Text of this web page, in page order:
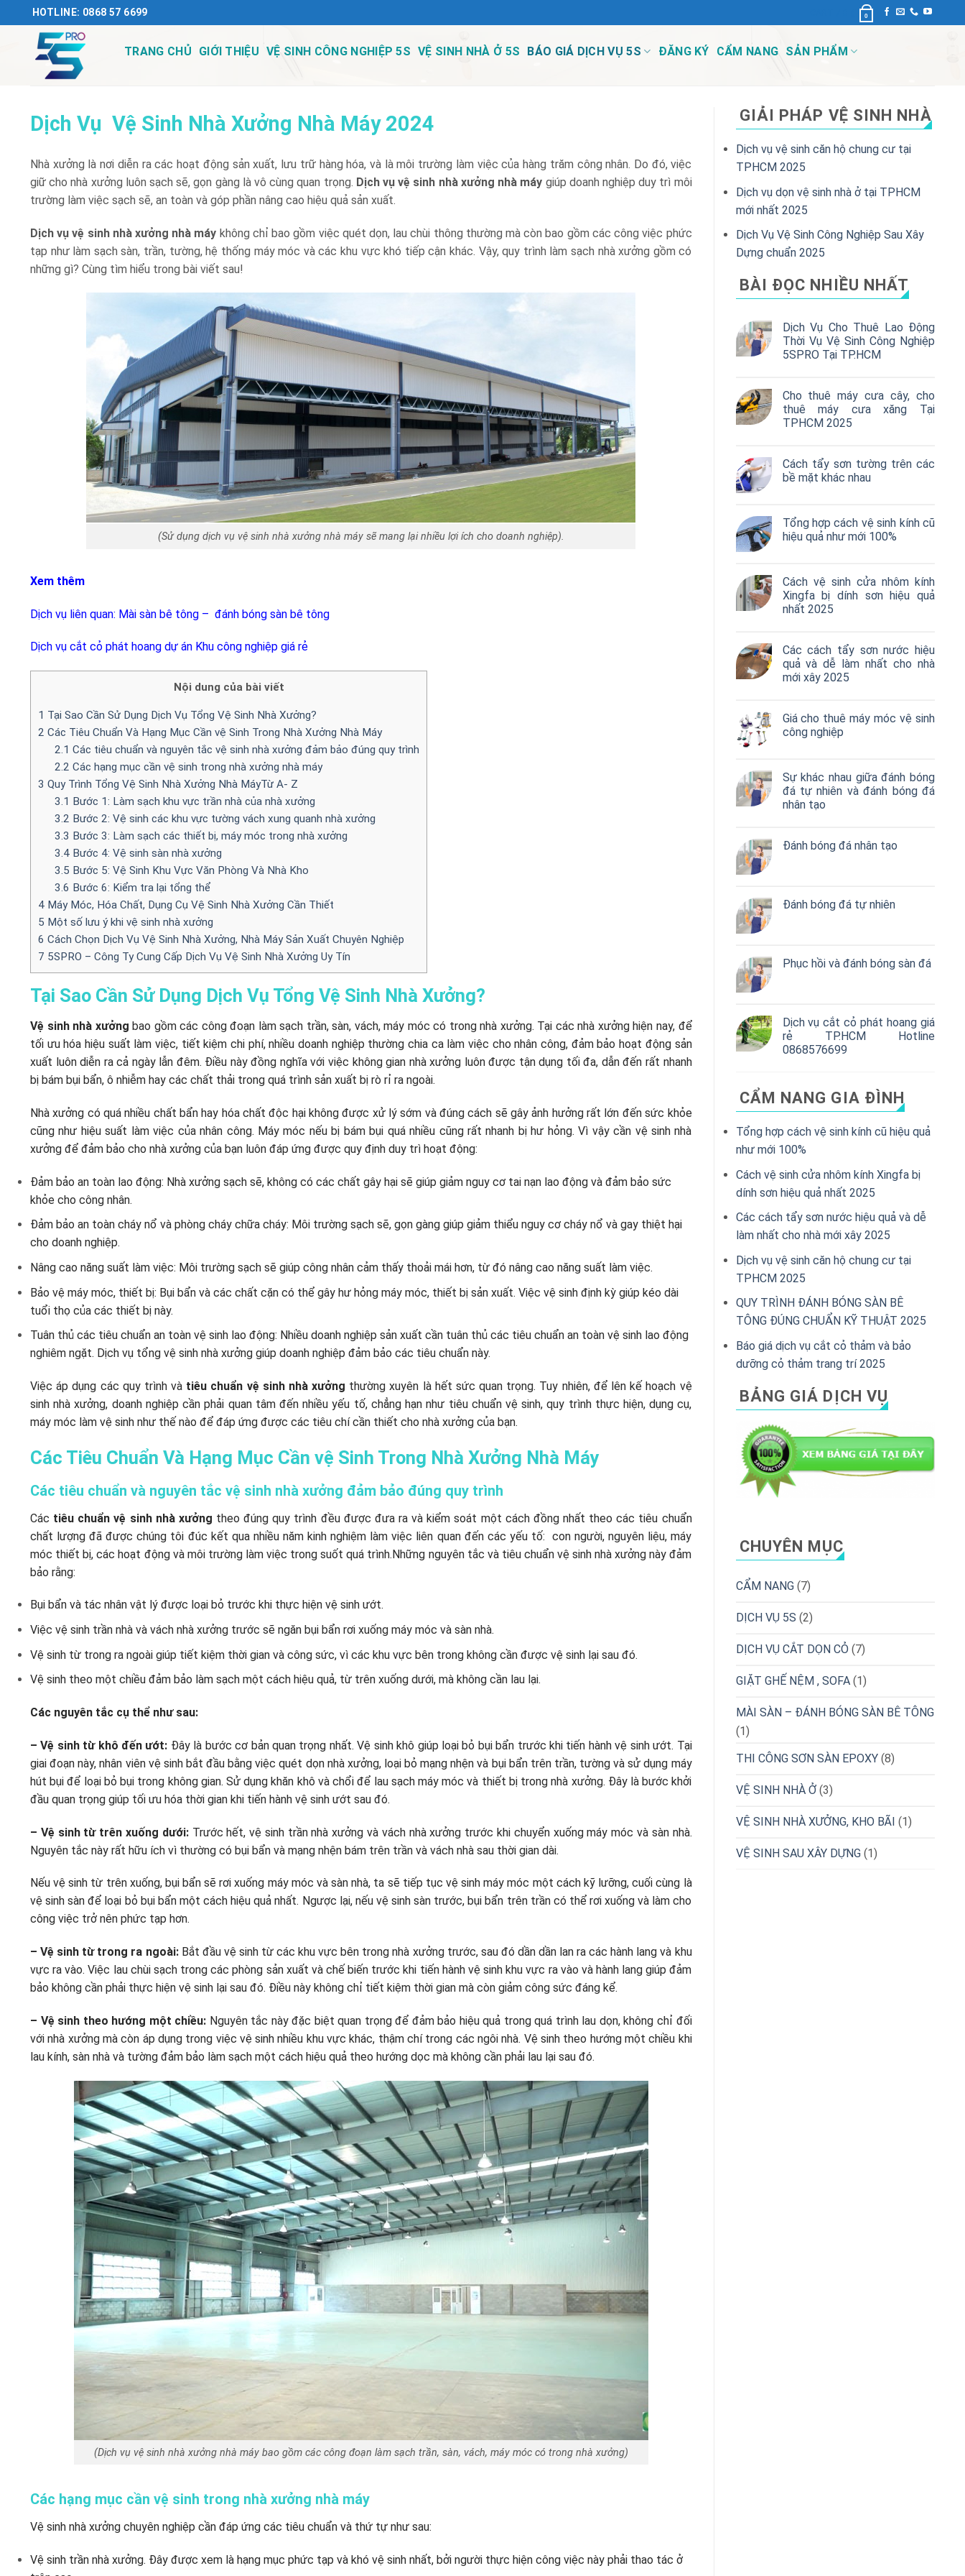
Chuyển
đến
HOTLINE: 0868 57 6699 0
TRANG CHỦ GIỚI THIỆU VỆ SINH CÔNG NGHIỆP 5S VỆ SINH NHÀ Ở 5S BÁO GIÁ DỊCH VỤ 5S ĐĂNG KÝ CẨM NANG SẢN PHẨM
Dịch Vụ Vệ Sinh Nhà Xưởng Nhà Máy 2024
Nhà xưởng là nơi diễn ra các hoạt động sản xuất, lưu trữ hàng hóa, và là môi trường làm việc của hàng trăm công nhân. Do đó, việc
giữ cho nhà xưởng luôn sạch sẽ, gọn gàng là vô cùng quan trọng. Dịch vụ vệ sinh nhà xưởng nhà máy giúp doanh nghiệp duy trì môi
trường làm việc sạch sẽ, an toàn và góp phần nâng cao hiệu quả sản xuất.
Dịch vụ vệ sinh nhà xưởng nhà máy không chỉ bao gồm việc quét dọn, lau chùi thông thường mà còn bao gồm các công việc phức
tạp như làm sạch sàn, trần, tường, hệ thống máy móc và các khu vực khó tiếp cận khác. Vậy, quy trình làm sạch nhà xưởng gồm có
những gì? Cùng tìm hiểu trong bài viết sau!
(Sử dụng dịch vụ vệ sinh nhà xưởng nhà máy sẽ mang lại nhiều lợi ích cho doanh nghiệp).
Xem thêm
Dịch vụ liên quan: Mài sàn bê tông – đánh bóng sàn bê tông
Dịch vụ cắt cỏ phát hoang dự án Khu công nghiệp giá rẻ
Nội dung của bài viết
1 Tại Sao Cần Sử Dụng Dịch Vụ Tổng Vệ Sinh Nhà Xưởng?
2 Các Tiêu Chuẩn Và Hạng Mục Cần vệ Sinh Trong Nhà Xưởng Nhà Máy
2.1 Các tiêu chuẩn và nguyên tắc vệ sinh nhà xưởng đảm bảo đúng quy trình
2.2 Các hạng mục cần vệ sinh trong nhà xưởng nhà máy
3 Quy Trình Tổng Vệ Sinh Nhà Xưởng Nhà MáyTừ A- Z
3.1 Bước 1: Làm sạch khu vực trần nhà của nhà xưởng
3.2 Bước 2: Vệ sinh các khu vực tường vách xung quanh nhà xưởng
3.3 Bước 3: Làm sạch các thiết bị, máy móc trong nhà xưởng
3.4Bước 4: Vệ sinh sàn nhà xưởng
3.5 Bước 5: Vệ Sinh Khu Vực Văn Phòng Và Nhà Kho
3.6 Bước 6: Kiểm tra lại tổng thể
4 Máy Móc, Hóa Chất, Dụng Cụ Vệ Sinh Nhà Xưởng Cần Thiết
5 Một số lưu ý khi vệ sinh nhà xưởng
6 Cách Chọn Dịch Vụ Vệ Sinh Nhà Xưởng, Nhà Máy Sản Xuất Chuyên Nghiệp
7 5SPRO – Công Ty Cung Cấp Dịch Vụ Vệ Sinh Nhà Xưởng Uy Tín
Tại Sao Cần Sử Dụng Dịch Vụ Tổng Vệ Sinh Nhà Xưởng?
Vệ sinh nhà xưởng bao gồm các công đoạn làm sạch trần, sàn, vách, máy móc có trong nhà xưởng. Tại các nhà xưởng hiện nay, để
tối ưu hóa hiệu suất làm việc, tiết kiệm chi phí, nhiều doanh nghiệp thường chia ca làm việc cho nhân công, đảm bảo hoạt động sản
xuất luôn diễn ra cả ngày lẫn đêm. Điều này đồng nghĩa với việc không gian nhà xưởng luôn được tận dụng tối đa, dẫn đến rất nhanh
bị bám bụi bẩn, ô nhiễm hay các chất thải trong quá trình sản xuất bị rò rỉ ra ngoài.
Nhà xưởng có quá nhiều chất bẩn hay hóa chất độc hại không được xử lý sớm và đúng cách sẽ gây ảnh hưởng rất lớn đến sức khỏe
cũng như hiệu suất làm việc của nhân công. Máy móc nếu bị bám bụi quá nhiều cũng rất nhanh bị hư hỏng. Vì vậy cần vệ sinh nhà
xưởng để đảm bảo cho nhà xưởng của bạn luôn đáp ứng được quy định duy trì hoạt động:
Đảm bảo an toàn lao động: Nhà xưởng sạch sẽ, không có các chất gây hại sẽ giúp giảm nguy cơ tai nạn lao động và đảm bảo sức
khỏe cho công nhân.
Đảm bảo an toàn cháy nổ và phòng cháy chữa cháy: Môi trường sạch sẽ, gọn gàng giúp giảm thiểu nguy cơ cháy nổ và gay thiệt hại
cho doanh nghiệp.
Nâng cao năng suất làm việc: Môi trường sạch sẽ giúp công nhân cảm thấy thoải mái hơn, từ đó nâng cao năng suất làm việc.
Bảo vệ máy móc, thiết bị: Bụi bẩn và các chất cặn có thể gây hư hỏng máy móc, thiết bị sản xuất. Việc vệ sinh định kỳ giúp kéo dài
tuổi thọ của các thiết bị này.
Tuân thủ các tiêu chuẩn an toàn vệ sinh lao động: Nhiều doanh nghiệp sản xuất cần tuân thủ các tiêu chuẩn an toàn vệ sinh lao động
nghiêm ngặt. Dịch vụ tổng vệ sinh nhà xưởng giúp doanh nghiệp đảm bảo các tiêu chuẩn này.
Việc áp dụng các quy trình và tiêu chuẩn vệ sinh nhà xưởng thường xuyên là hết sức quan trọng. Tuy nhiên, để lên kế hoạch vệ
sinh nhà xưởng, doanh nghiệp cần phải quan tâm đến nhiều yếu tố, chẳng hạn như tiêu chuẩn vệ sinh, quy trình thực hiện, dụng cụ,
máy móc làm vệ sinh như thế nào để đáp ứng được các tiêu chí cần thiết cho nhà xưởng của bạn.
Các Tiêu Chuẩn Và Hạng Mục Cần vệ Sinh Trong Nhà Xưởng Nhà Máy
Các tiêu chuẩn và nguyên tắc vệ sinh nhà xưởng đảm bảo đúng quy trình
Các tiêu chuẩn vệ sinh nhà xưởng theo đúng quy trình đều được đưa ra và kiểm soát một cách đồng nhất theo các tiêu chuẩn
chất lượng đã được chúng tôi đúc kết qua nhiều năm kinh nghiệm làm việc liên quan đến các yếu tố: con người, nguyên liệu, máy
móc thiết bị, các hoạt động và môi trường làm việc trong suốt quá trình.Những nguyên tắc và tiêu chuẩn vệ sinh nhà xưởng này đảm
bảo rằng:
Bụi bẩn và tác nhân vật lý được loại bỏ trước khi thực hiện vệ sinh ướt.
Việc vệ sinh trần nhà và vách nhà xưởng trước sẽ ngăn bụi bẩn rơi xuống máy móc và sàn nhà.
Vệ sinh từ trong ra ngoài giúp tiết kiệm thời gian và công sức, vì các khu vực bên trong không cần được vệ sinh lại sau đó.
Vệ sinh theo một chiều đảm bảo làm sạch một cách hiệu quả, từ trên xuống dưới, mà không cần lau lại.
Các nguyên tắc cụ thể như sau:
– Vệ sinh từ khô đến ướt: Đây là bước cơ bản quan trọng nhất. Vệ sinh khô giúp loại bỏ bụi bẩn trước khi tiến hành vệ sinh ướt. Tại
giai đoạn này, nhân viên vệ sinh bắt đầu bằng việc quét dọn nhà xưởng, loại bỏ mạng nhện và bụi bẩn trên trần, tường và sử dụng máy
hút bụi để loại bỏ bụi trong không gian. Sử dụng khăn khô và chổi để lau sạch máy móc và thiết bị trong nhà xưởng. Đây là bước khởi
đầu quan trọng giúp tối ưu hóa thời gian khi tiến hành vệ sinh ướt sau đó.
– Vệ sinh từ trên xuống dưới: Trước hết, vệ sinh trần nhà xưởng và vách nhà xưởng trước khi chuyển xuống máy móc và sàn nhà.
Nguyên tắc này rất hữu ích vì thường có bụi bẩn và mạng nhện bám trên trần và vách nhà sau thời gian dài.
Nếu vệ sinh từ trên xuống, bụi bẩn sẽ rơi xuống máy móc và sàn nhà, ta sẽ tiếp tục vệ sinh máy móc một cách kỹ lưỡng, cuối cùng là
vệ sinh sàn để loại bỏ bụi bẩn một cách hiệu quả nhất. Ngược lại, nếu vệ sinh sàn trước, bụi bẩn trên trần có thể rơi xuống và làm cho
công việc trở nên phức tạp hơn.
– Vệ sinh từ trong ra ngoài: Bắt đầu vệ sinh từ các khu vực bên trong nhà xưởng trước, sau đó dần dần lan ra các hành lang và khu
vực ra vào. Việc lau chùi sạch trong các phòng sản xuất và chế biến trước khi tiến hành vệ sinh khu vực ra vào và hành lang giúp đảm
bảo không cần phải thực hiện vệ sinh lại sau đó. Điều này không chỉ tiết kiệm thời gian mà còn giảm công sức đáng kể.
– Vệ sinh theo hướng một chiều: Nguyên tắc này đặc biệt quan trọng để đảm bảo hiệu quả trong quá trình lau dọn, không chỉ đối
với nhà xưởng mà còn áp dụng trong việc vệ sinh nhiều khu vực khác, thậm chí trong các ngôi nhà. Vệ sinh theo hướng một chiều khi
lau kính, sàn nhà và tường đảm bảo làm sạch một cách hiệu quả theo hướng dọc mà không cần phải lau lại sau đó.
(Dịch vụ vệ sinh nhà xưởng nhà máy bao gồm các công đoạn làm sạch trần, sàn, vách, máy móc có trong nhà xưởng)
Các hạng mục cần vệ sinh trong nhà xưởng nhà máy
Vệ sinh nhà xưởng chuyên nghiệp cần đáp ứng các tiêu chuẩn và thứ tự như sau:
Vệ sinh trần nhà xưởng. Đây được xem là hạng mục phức tạp và khó vệ sinh nhất, bởi người thực hiện công việc này phải thao tác ở
GIẢI PHÁP VỆ SINH NHÀ
Dịch vụ vệ sinh căn hộ chung cư tại
TPHCM 2025
Dịch vụ dọn vệ sinh nhà ở tại TPHCM
mới nhất 2025
Dịch Vụ Vệ Sinh Công Nghiệp Sau Xây
Dựng chuẩn 2025
BÀI ĐỌC NHIỀU NHẤT
Dịch Vụ Cho Thuê Lao Động
Thời Vụ Vệ Sinh Công Nghiệp
5SPRO Tại TP.HCM
Cho thuê máy cưa cây, cho
thuê máy cưa xăng Tại
TPHCM 2025
Cách tẩy sơn tường trên các
bề mặt khác nhau
Tổng hợp cách vệ sinh kính cũ
hiệu quả như mới 100%
Cách vệ sinh cửa nhôm kính
Xingfa bị dính sơn hiệu quả
nhất 2025
Các cách tẩy sơn nước hiệu
quả và dễ làm nhất cho nhà
mới xây 2025
Giá cho thuê máy móc vệ sinh
công nghiệp
Sự khác nhau giữa đánh bóng
đá tự nhiên và đánh bóng đá
nhân tạo
Đánh bóng đá nhân tạo
Đánh bóng đá tự nhiên
Phục hồi và đánh bóng sàn đá
Dịch vụ cắt cỏ phát hoang giá
rẻ TP.HCM Hotline
0868576699
CẨM NANG GIA ĐÌNH
Tổng hợp cách vệ sinh kính cũ hiệu quả
như mới 100%
Cách vệ sinh cửa nhôm kính Xingfa bị
dính sơn hiệu quả nhất 2025
Các cách tẩy sơn nước hiệu quả và dễ
làm nhất cho nhà mới xây 2025
Dịch vụ vệ sinh căn hộ chung cư tại
TPHCM 2025
QUY TRÌNH ĐÁNH BÓNG SÀN BÊ
TÔNG ĐÚNG CHUẨN KỸ THUẬT 2025
Báo giá dịch vụ cắt cỏ thảm và bảo
dưỡng cỏ thảm trang trí 2025
BẢNG GIÁ DỊCH VỤ
CHUYÊN MỤC
CẨM NANG(7)
DỊCH VỤ 5S (2)
DỊCH VỤ CẮT DỌN CỎ(7)
GIẶT GHẾ NỆM , SOFA(1)
MÀI SÀN – ĐÁNH BÓNG SÀN BÊ TÔNG
(1)
THI CÔNG SƠN SÀN EPOXY(8)
VỆ SINH NHÀ Ở(3)
VỆ SINH NHÀ XƯỞNG, KHO BÃI (1)
VỆ SINH SAU XÂY DỰNG(1)